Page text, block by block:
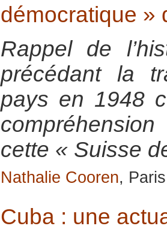
démocratique »
Rappel de
précédant la
pays en 1948
cette « Suisse
Nathalie Cooren,
Cuba : une